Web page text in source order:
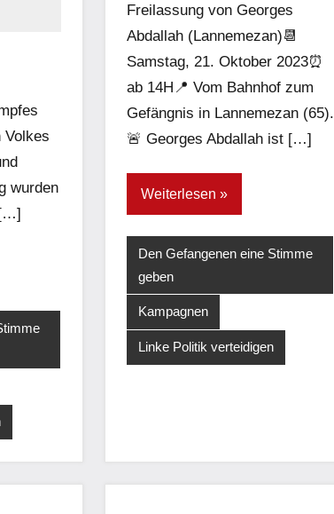
Volkes
wurden
[…]
Freilassung von Georges
Abdallah (Lannemezan)📆
Samstag, 21. Oktober 2023⏰
ab 14H📍 Vom Bahnhof zum
Gefängnis in Lannemezan (65).
🚨 Georges Abdallah ist […]
Weiterlesen
Den Gefangenen eine Stimme
geben
Kampagnen
Linke Politik verteidigen